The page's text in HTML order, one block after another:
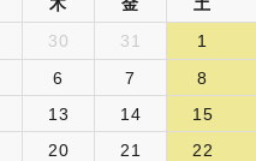
木 金
土
30 31
1
6 7
8
13 14
15
20 21
22